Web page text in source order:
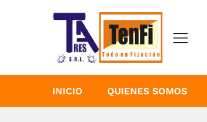
INICIO QUIENES SOMOS
Especificaciones